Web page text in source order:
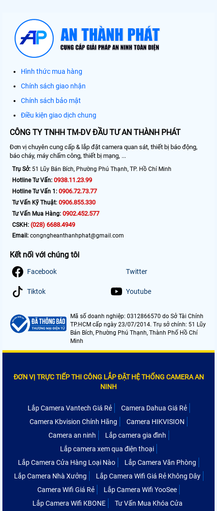
Hình thức mua hàng
Chính sách giao nhận
Chính sách bảo mật
Điều kiện giao dịch chung
CÔNG TY TNHH TM-DV ĐẦU TƯ AN THÀNH PHÁT
Đơn vị chuyên cung cấp & lắp đặt camera quan sát, thiết bị báo động,
báo cháy, máy chấm công, thiết bị mạng, ...
Trụ Sở: 51 Lũy Bán Bích, Phường Phú Thạnh, TP. Hồ Chí Minh
Hotline Tư Vấn: 0938.11.23.99
Hotline Tư Vấn 1: 0906.72.73.77
Tư Vấn Kỹ Thuật: 0906.855.330
Tư Vấn Mua Hàng: 0902.452.577
CSKH: (028) 6688.4949
Email: congngheanthanhphat@gmail.com
Kết nối với chúng tôi
Facebook Twitter
Tiktok Youtube
Mã số doanh nghiệp: 0312866570 do Sở Tài Chính
TP.HCM cấp ngày 23/07/2014. Trụ sở chính: 51 Lũy
Bán Bích, Phường Phú Thạnh, Thành Phố Hồ Chí
Minh
ĐƠN VỊ TRỰC TIẾP THI CÔNG LẮP ĐẶT HỆ THỐNG CAMERA AN
NINH
Lắp Camera Vantech Giá Rẻ
Camera Dahua Giá Rẻ
Camera Kbvision Chính Hãng
Camera HIKVISION
Camera an ninh
Lắp camera gia đình
Lắp camera xem qua điện thoại
Lắp Camera Cửa Hàng Loại Nào
Lắp Camera Văn Phòng
Lắp Camera Nhà Xưởng
Lắp Camera Wifi Giá Rẻ Không Dây
Camera Wifi Giá Rẻ
Lắp Camera Wifi YooSee
Lắp Camera Wifi KBONE
Tư Vấn Mua Khóa Cửa